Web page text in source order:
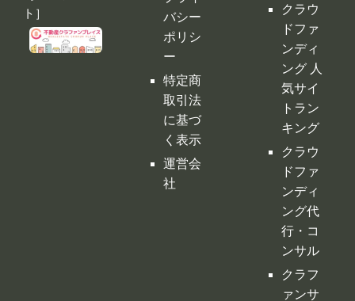
く表示
運営会
社
クラウ
ドファ
ンディ
ング代
行・コ
ンサル
クラフ
ァンサ
イトの
デメリ
ット
クラウ
ドファ
ンディ